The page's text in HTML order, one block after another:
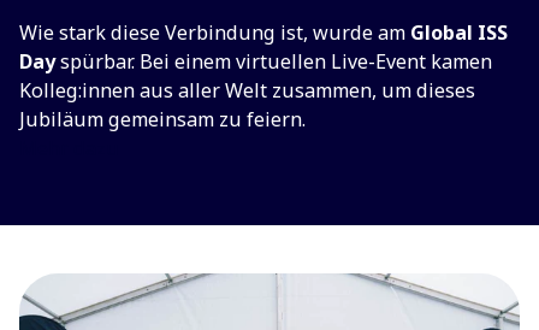
Wie stark diese Verbindung ist, wurde am Global ISS
Dayspürbar. Bei einem virtuellen Live-Event kamen
Kolleg:innen aus aller Welt zusammen, um dieses
Jubiläum gemeinsam zu feiern.